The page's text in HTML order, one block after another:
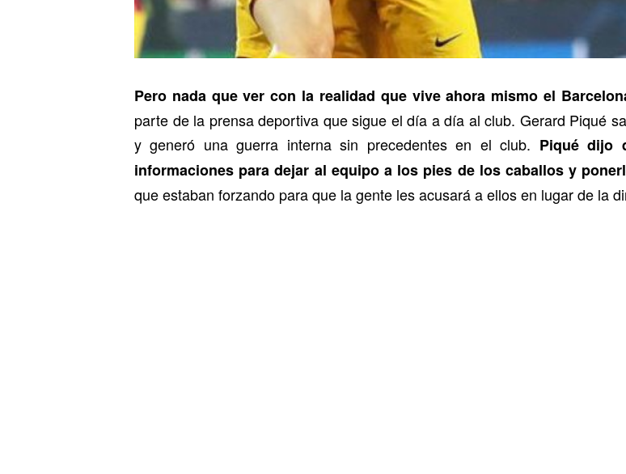
Pero nada que ver con la realidad que vive ahora mismo el
parte de la prensa deportiva que sigue el día a día al club. Gerard Piqué
y generó una guerra interna sin precedentes en el club. Piqué dijo
informaciones para dejar al equipo a los pies de los caballos y
que estaban forzando para que la gente les acusará a ellos en lugar de la